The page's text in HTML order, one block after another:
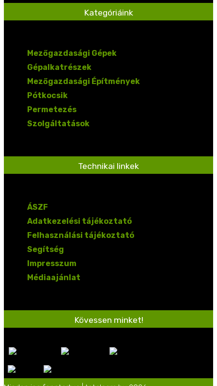
Kategóriáink
Mezőgazdasági Gépek
Gépalkatrészek
Mezőgazdasági Építmények
Pótkocsik
Permetezés
Szolgáltatások
Technikai linkek
ÁSZF
Adatkezelési tájékoztató
Felhasználási tájékoztató
Segítség
Impresszum
Médiaajánlat
Kövessen minket!